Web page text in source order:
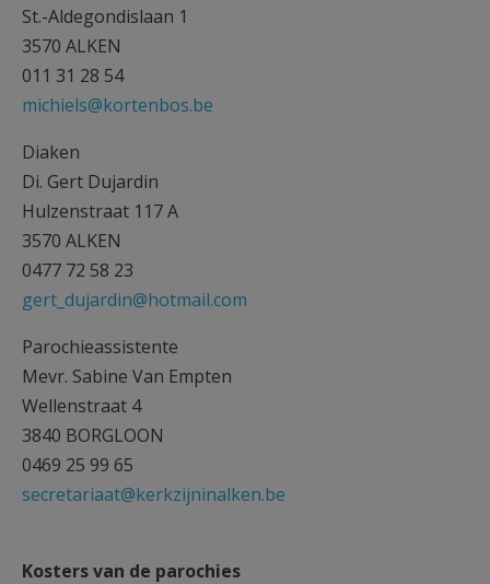
St.-Aldegondislaan 1
3570 ALKEN
011 31 28 54
michiels@kortenbos.be
Diaken
Di. Gert Dujardin
Hulzenstraat 117 A
3570 ALKEN
0477 72 58 23
gert_dujardin@hotmail.com
Parochieassistente
Mevr. Sabine Van Empten
Wellenstraat 4
3840 BORGLOON
0469 25 99 65
secretariaat@kerkzijninalken.be
Kosters van de parochies